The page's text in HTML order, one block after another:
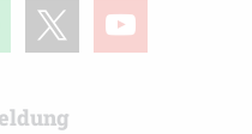
youtube